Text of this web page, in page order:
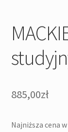
885,00zł
Najniższa cena